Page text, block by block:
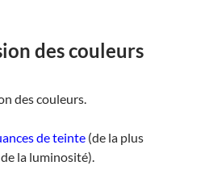
des couleurs
des couleurs.
de teinte (de la plus
la luminosité).